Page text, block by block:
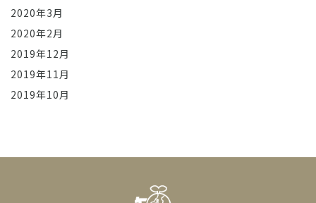
2020年3月
2020年2月
2019年12月
2019年11月
2019年10月